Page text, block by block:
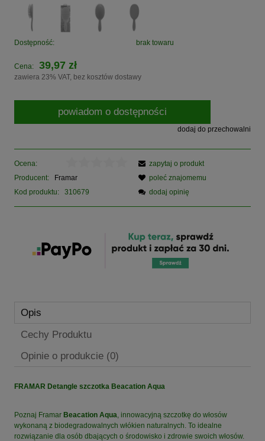
Dostępność: brak towaru
Cena: 39,97 zł
zawiera 23% VAT, bez kosztów dostawy
powiadom o dostępności
dodaj do przechowalni
Ocena:
Producent:
Framar
Kod produktu:
310679
zapytaj o produkt
poleć znajomemu
dodaj opinię
Opis
Cechy Produktu
Opinie o produkcie (0)
FRAMAR Detangle szczotka Beacation Aqua
Poznaj Framar Beacation Aqua , innowacyjną szczotkę do włosów
wykonaną z biodegradowalnych włókien naturalnych. To idealne
rozwiązanie dla osób dbających o środowisko i zdrowie swoich włosów.